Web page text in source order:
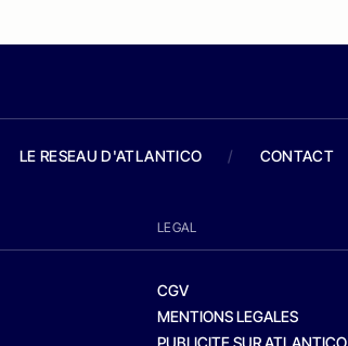
LE RESEAU D'ATLANTICO / CONTACT
LEGAL
CGV
MENTIONS LEGALES
PUBLICITE SUR ATLANTICO